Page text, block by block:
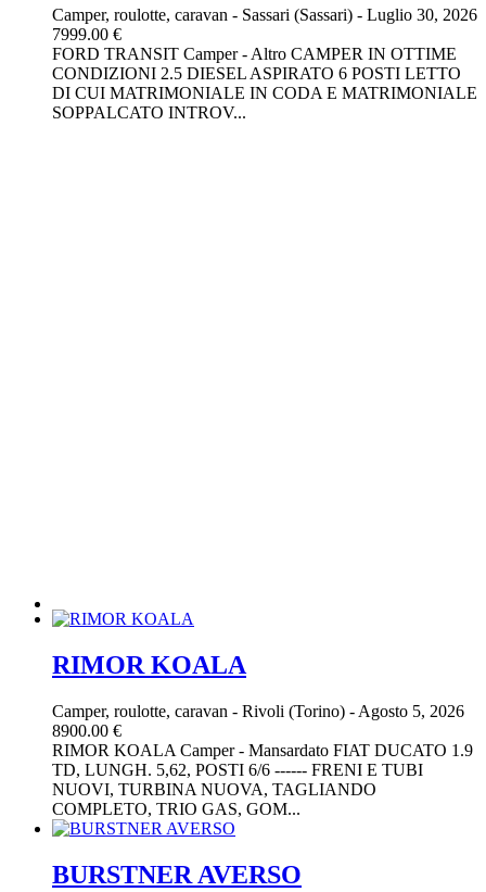
Camper, roulotte, caravan - Sassari (Sassari) - Luglio 30, 2026
7999.00 €
FORD TRANSIT Camper - Altro CAMPER IN OTTIME
CONDIZIONI 2.5 DIESEL ASPIRATO 6 POSTI LETTO
DI CUI MATRIMONIALE IN CODA E MATRIMONIALE
SOPPALCATO INTROV...
RIMOR KOALA
Camper, roulotte, caravan - Rivoli (Torino) - Agosto 5, 2026
8900.00 €
RIMOR KOALA Camper - Mansardato FIAT DUCATO 1.9
TD, LUNGH. 5,62, POSTI 6/6 ------ FRENI E TUBI
NUOVI, TURBINA NUOVA, TAGLIANDO
COMPLETO, TRIO GAS, GOM...
BURSTNER AVERSO